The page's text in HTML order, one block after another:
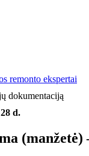
remonto ekspertai
dokumentaciją
d.